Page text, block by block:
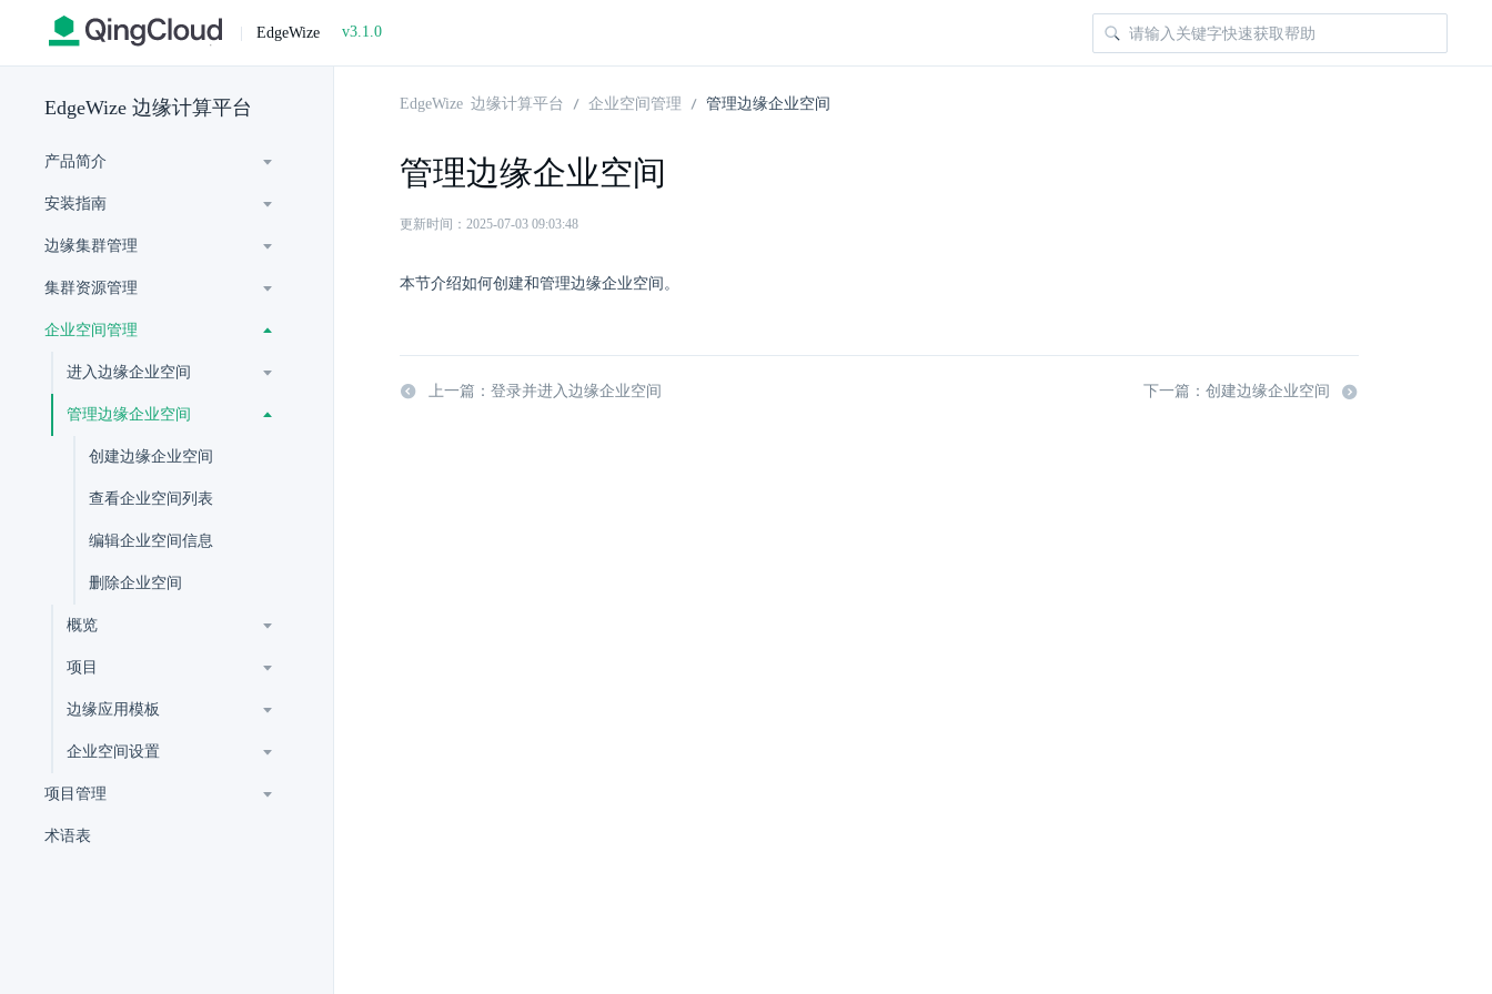
| EdgeWize v3.1.0
EdgeWize 边缘计算平台
产品简介
安装指南
边缘集群管理
集群资源管理
企业空间管理
进入边缘企业空间
管理边缘企业空间
创建边缘企业空间
查看企业空间列表
编辑企业空间信息
删除企业空间
概览
项目
边缘应用模板
企业空间设置
项目管理
术语表
EdgeWize 边缘计算平台 企业空间管理 管理边缘企业空间
管理边缘企业空间
更新时间：2025-07-03 09:03:48
本节介绍如何创建和管理边缘企业空间。
上一篇：登录并进入边缘企业空间 下一篇：创建边缘企业空间